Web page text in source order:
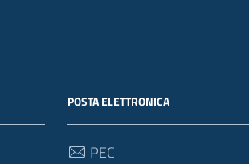
POSTA ELETTRONICA
PEC